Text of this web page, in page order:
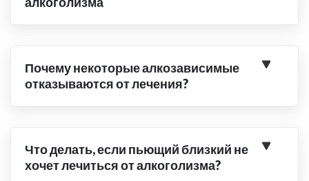
Почему некоторые алкозависимые
отказываются от лечения?
Что делать, если пьющий близкий не
хочет лечиться от алкоголизма?